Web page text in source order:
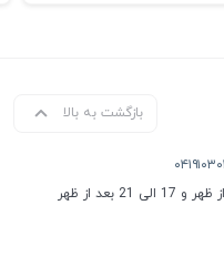
بازگشت به بالا
شنبه تا پنج شنبه ، از ساعت 10 الی 14 قبل از ظهر و 17 الی 21 بعد از ظهر